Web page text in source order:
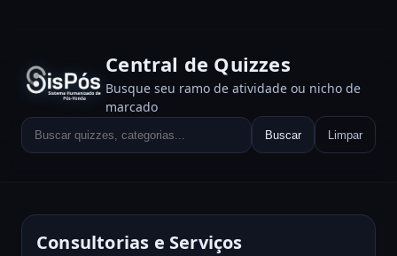
Central de Quizzes
Busque seu ramo de atividade ou nicho de
marcado
Buscar Limpar
Consultorias e Serviços